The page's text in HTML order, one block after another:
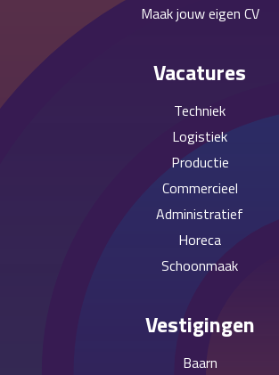
Maak jouw eigen CV
Vacatures
Techniek
Logistiek
Productie
Commercieel
Administratief
Horeca
Schoonmaak
Vestigingen
Baarn